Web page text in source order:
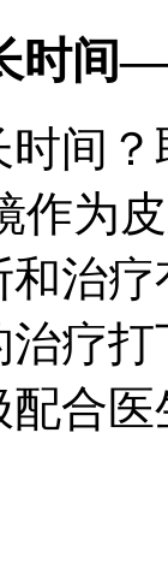
时间
间
作为
治
疗
合